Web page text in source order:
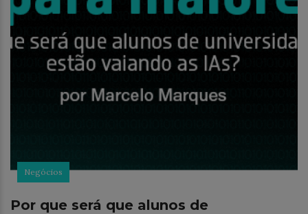
Negócios
Por que será que alunos de